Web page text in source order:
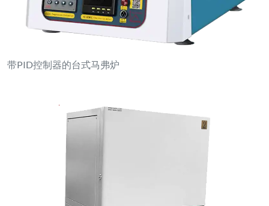
带PID控制器的台式马弗炉